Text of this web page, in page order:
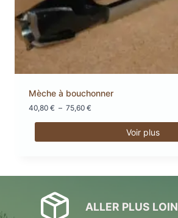
Mèche à bouchonner
40,80 € – 75,60 €
40,80 €
Voir plus
a
variations.
Les
ALLER PLUS LOIN